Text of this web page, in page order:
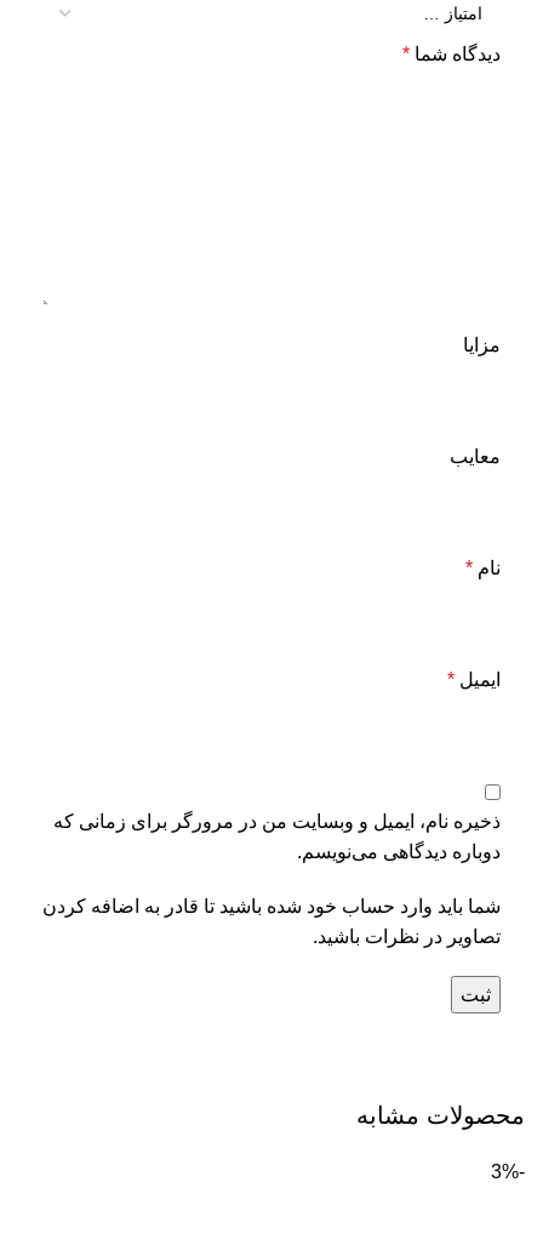
دیدگاه شما *
مزایا
معایب
نام *
ایمیل *
ذخیره نام، ایمیل و وبسایت من در مرورگر برای زمانی که
دوباره دیدگاهی می‌نویسم.
شما باید وارد حساب خود شده باشید تا قادر به اضافه کردن
تصاویر در نظرات باشید.
محصولات مشابه
-3%